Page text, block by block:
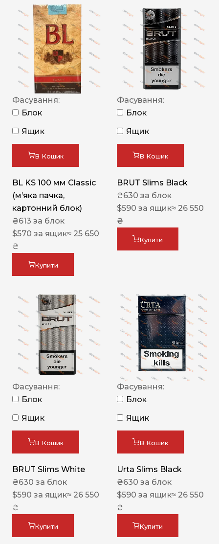
Фасування:
Блок
Ящик
В Кошик
BL KS 100 мм Classic
(м’яка пачка,
картонний блок)
₴613 за блок
$570 за ящик≈ 25 650
₴
Купити
Фасування:
Блок
Ящик
В Кошик
BRUT Slims Black
₴630 за блок
$590 за ящик≈ 26 550
₴
Купити
Фасування:
Блок
Ящик
В Кошик
BRUT Slims White
₴630 за блок
$590 за ящик≈ 26 550
₴
Купити
Фасування:
Блок
Ящик
В Кошик
Urta Slims Black
₴630 за блок
$590 за ящик≈ 26 550
₴
Купити